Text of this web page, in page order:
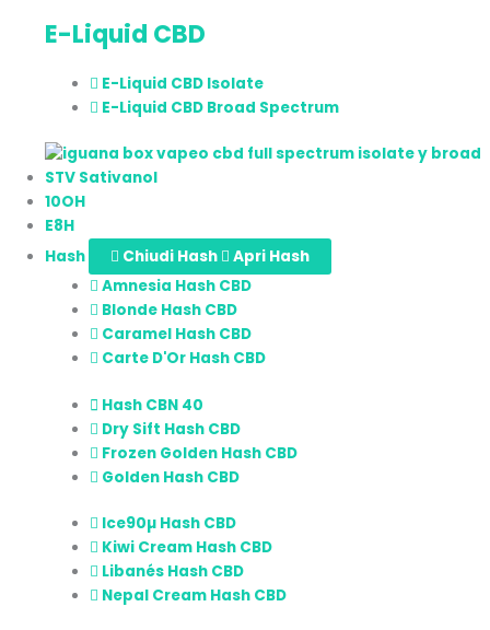
E-Liquid CBD
E-Liquid CBD Isolate
E-Liquid CBD Broad Spectrum
STV Sativanol
10OH
E8H
Hash
Chiudi Hash
Apri Hash
Amnesia Hash CBD
Blonde Hash CBD
Caramel Hash CBD
Carte D'Or Hash CBD
Hash CBN 40
Dry Sift Hash CBD
Frozen Golden Hash CBD
Golden Hash CBD
Ice90µ Hash CBD
Kiwi Cream Hash CBD
Libanés Hash CBD
Nepal Cream Hash CBD